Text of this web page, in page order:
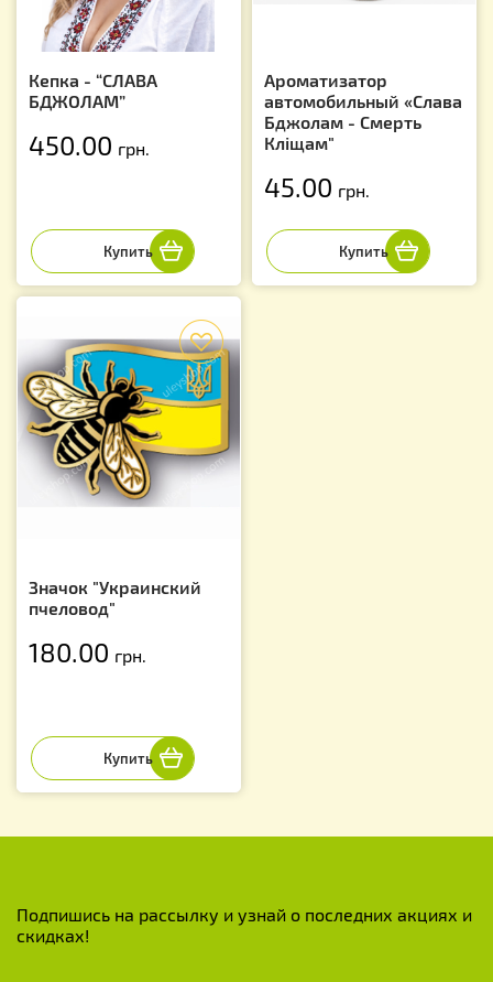
Кепка - “СЛАВА
БДЖОЛАМ”
450.00 грн.
Ароматизатор
автомобильный «Слава
Бджолам - Смерть
Кліщам"
45.00 грн.
Значок "Украинский
пчеловод"
180.00 грн.
Подпишись на рассылку и узнай о последних акциях и
скидках!